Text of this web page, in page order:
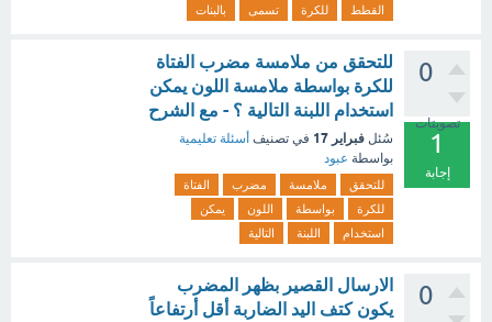
القطط
للكرة تسمى بالبنات
0
تصويتات
1
إجابة
للتحقق من ملامسة مضرب الفتاة
للكرة بواسطة ملامسة اللون يمكن
استخدام اللبنة التالية ؟ - مع الشرح
سُئل فبراير 17 في تصنيف أسئلة تعليمية
بواسطة عبود
للتحقق ملامسة مضرب
الفتاة
للكرة
بواسطة اللون
يمكن
استخدام
اللبنة التالية
0
الارسال القصير بظهر المضرب
يكون كتف اليد الضاربة أقل أرتفاعاً